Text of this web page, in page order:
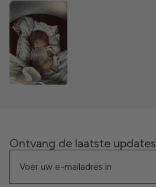
Ontvang de laatste updates